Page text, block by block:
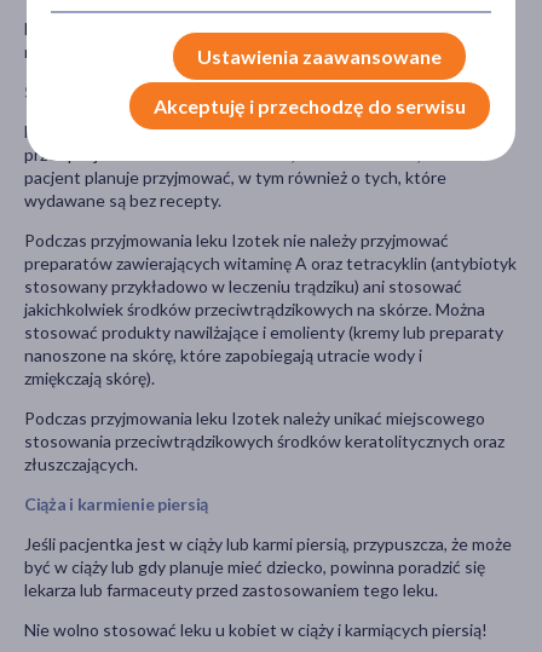
Lek należy przechowywać w miejscu niewidocznym i
niedostępnym dla dzieci, w temperaturze poniżej 30°C.
Stosowanie innych leków
Należy powiedzieć lekarzowi o wszystkich lekach przyjmowanych
przez pacjenta obecnie lub ostatnio, a także o lekach, które
pacjent planuje przyjmować, w tym również o tych, które
wydawane są bez recepty.
Podczas przyjmowania leku Izotek nie należy przyjmować
preparatów zawierających witaminę A oraz tetracyklin (antybiotyk
stosowany przykładowo w leczeniu trądziku) ani stosować
jakichkolwiek środków przeciwtrądzikowych na skórze. Można
stosować produkty nawilżające i emolienty (kremy lub preparaty
nanoszone na skórę, które zapobiegają utracie wody i
zmiękczają skórę).
Podczas przyjmowania leku Izotek należy unikać miejscowego
stosowania przeciwtrądzikowych środków keratolitycznych oraz
złuszczających.
Ciąża i karmienie piersią
Jeśli pacjentka jest w ciąży lub karmi piersią, przypuszcza, że może
być w ciąży lub gdy planuje mieć dziecko, powinna poradzić się
lekarza lub farmaceuty przed zastosowaniem tego leku.
Nie wolno stosować leku u kobiet w ciąży i karmiących piersią!
Ustawienia zaawansowane
Akceptuję i przechodzę do serwisu